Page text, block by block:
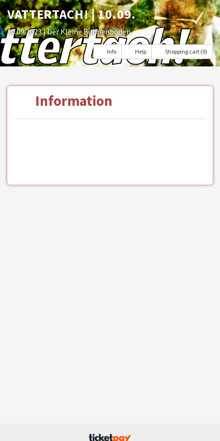
VATTERTACH! | 10.09.
10.09.2023| Der Kleine Bühnenboden
Info Help Shopping cart (0)
Information